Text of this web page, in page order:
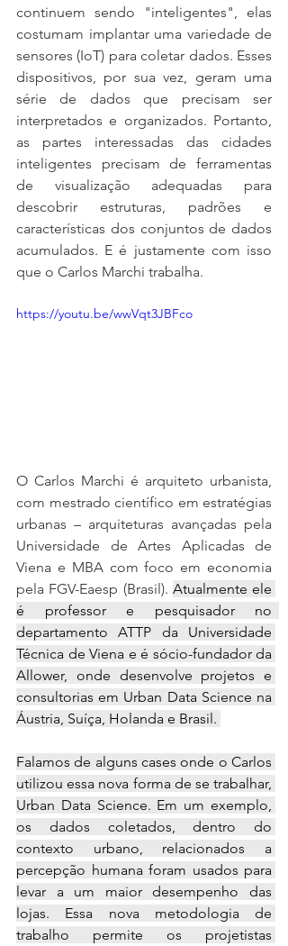
continuem sendo "inteligentes", elas
costumam implantar uma variedade de
sensores (IoT) para coletar dados. Esses
dispositivos, por sua vez, geram uma
série de dados que precisam ser
interpretados e organizados. Portanto,
as partes interessadas das cidades
inteligentes precisam de ferramentas
de visualização adequadas para
descobrir estruturas, padrões e
características dos conjuntos de dados
acumulados. E é justamente com isso
que o Carlos Marchi trabalha.
https://youtu.be/wwVqt3JBFco
O Carlos Marchi é arquiteto urbanista,
com mestrado científico em estratégias
urbanas – arquiteturas avançadas pela
Universidade de Artes Aplicadas de
Viena e MBA com foco em economia
pela FGV-Eaesp (Brasil). Atualmente ele
é professor e pesquisador no
departamento ATTP da Universidade
Técnica de Viena e é sócio-fundador da
Allower, onde desenvolve projetos e
consultorias em Urban Data Science na
Áustria, Suíça, Holanda e Brasil.
Falamos de alguns cases onde o Carlos
utilizou essa nova forma de se trabalhar,
Urban Data Science. Em um exemplo,
os dados coletados, dentro do
contexto urbano, relacionados a
percepção humana foram usados para
levar a um maior desempenho das
lojas. Essa nova metodologia de
trabalho permite os projetistas